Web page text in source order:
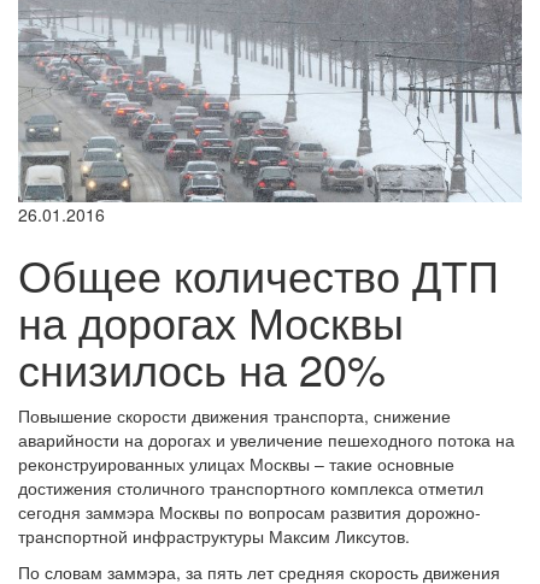
26.01.2016
Общее количество ДТП
на дорогах Москвы
снизилось на 20%
Повышение скорости движения транспорта, снижение
аварийности на дорогах и увеличение пешеходного потока на
реконструированных улицах Москвы – такие основные
достижения столичного транспортного комплекса отметил
сегодня заммэра Москвы по вопросам развития дорожно-
транспортной инфраструктуры Максим Ликсутов.
По словам заммэра, за пять лет средняя скорость движения